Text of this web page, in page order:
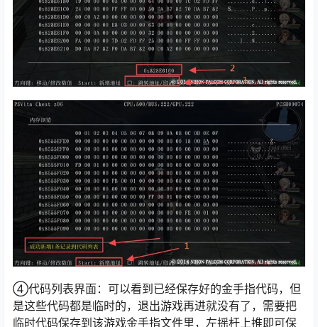
④代码列表界面：可以看到已经保存好的金手指代码，但
是这些代码都是临时的，退出游戏再进就没有了，需要把
临时代码保存到该游戏金手指文件里，左摇杆上推即可保